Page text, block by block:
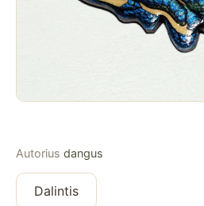
Autorius dangus
Dalintis